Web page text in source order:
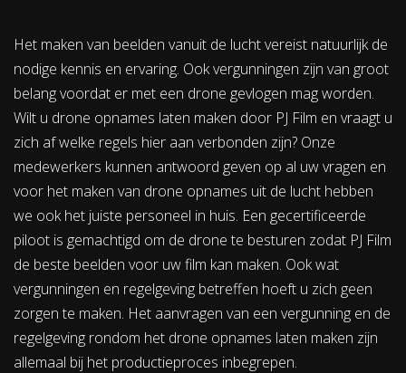
Het maken van beelden vanuit de lucht vereist natuurlijk de
nodige kennis en ervaring. Ook vergunningen zijn van groot
belang voordat er met een drone gevlogen mag worden.
Wilt u drone opnames laten maken door PJ Film en vraagt u
zich af welke regels hier aan verbonden zijn? Onze
medewerkers kunnen antwoord geven op al uw vragen en
voor het maken van drone opnames uit de lucht hebben
we ook het juiste personeel in huis. Een gecertificeerde
piloot is gemachtigd om de drone te besturen zodat PJ Film
de beste beelden voor uw film kan maken. Ook wat
vergunningen en regelgeving betreffen hoeft u zich geen
zorgen te maken. Het aanvragen van een vergunning en de
regelgeving rondom het drone opnames laten maken zijn
allemaal bij het productieproces inbegrepen.